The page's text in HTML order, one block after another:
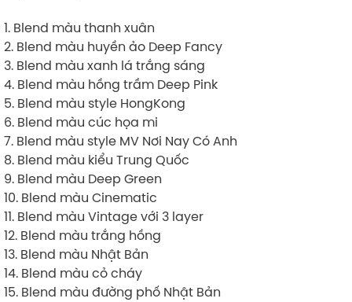
1. Blend màu thanh xuân
2. Blend màu huyền ảo Deep Fancy
3. Blend màu xanh lá trắng sáng
4. Blend màu hồng trầm Deep Pink
5. Blend màu style HongKong
6. Blend màu cúc họa mi
7. Blend màu style MV Nơi Nay Có Anh
8. Blend màu kiểu Trung Quốc
9. Blend màu Deep Green
10. Blend màu Cinematic
11. Blend màu Vintage với 3 layer
12. Blend màu trắng hồng
13. Blend màu Nhật Bản
14. Blend màu cỏ cháy
15. Blend màu đường phố Nhật Bản